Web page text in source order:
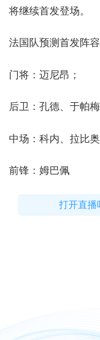
将继续首发登场。
法国队预测首发阵容
门将：迈尼昂；
后卫：孔德、于帕
中场：科内、拉比
前锋：姆巴佩
打开直播